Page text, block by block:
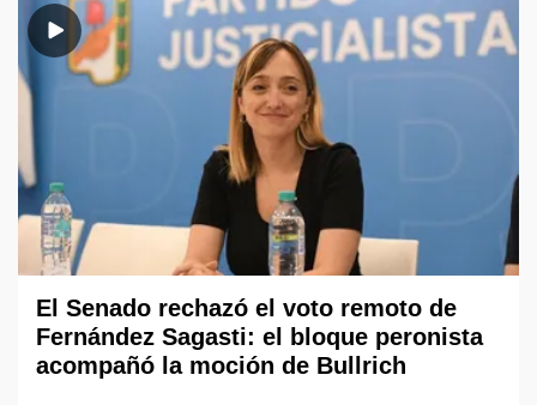
El Senado rechazó el voto remoto de
Fernández Sagasti: el bloque peronista
acompañó la moción de Bullrich